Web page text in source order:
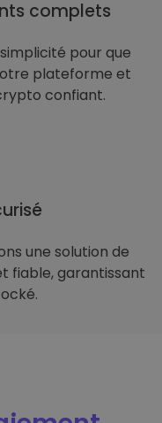
complets
pour que
plateforme et
confiant.
une solution de
fiable, garantissant